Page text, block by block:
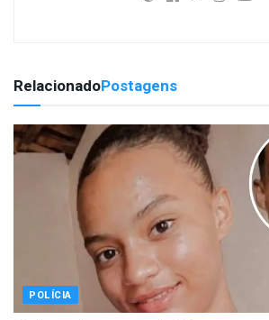
RelacionadoPostagens
POLÍCIA